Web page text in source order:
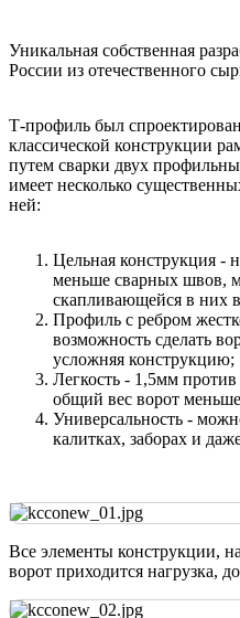
Уникальная собственная
России из отечественного
Т-профиль был
классической конструкции
путем сварки двух
имеет несколько
ней:
Цельная конструкция -
меньше сварных швов,
скапливающейся в них
Профиль с ребром
возможность сделать
усложняя конструкцию;
Легкость - 1,5мм
общий вес ворот
Универсальность -
калитках, заборах и
Все элементы конструкции,
ворот приходится нагрузка,